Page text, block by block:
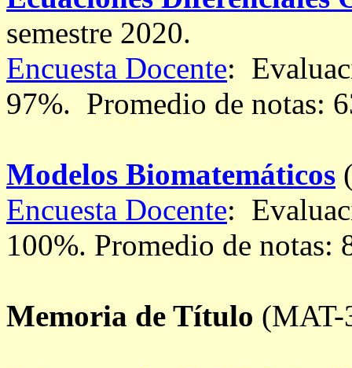
semestre 2020.
Encuesta Docente:
97%. Promedio de notas:
Modelos Biomatemáticos
Encuesta Docente:
100%. Promedio de notas:
Memoria de Título (MAT-